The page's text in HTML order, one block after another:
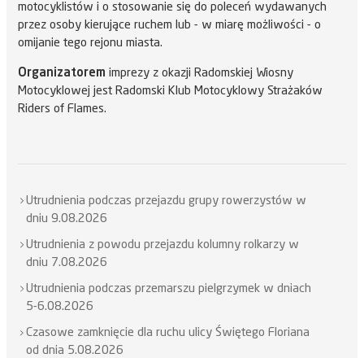
motocyklistów i o stosowanie się do poleceń wydawanych
przez osoby kierujące ruchem lub - w miarę możliwości - o
omijanie tego rejonu miasta.
Organizatorem imprezy z okazji Radomskiej Wiosny
Motocyklowej jest Radomski Klub Motocyklowy Strażaków
Riders of Flames.
Utrudnienia podczas przejazdu grupy rowerzystów w
dniu 9.08.2026
Utrudnienia z powodu przejazdu kolumny rolkarzy w
dniu 7.08.2026
Utrudnienia podczas przemarszu pielgrzymek w dniach
5-6.08.2026
Czasowe zamknięcie dla ruchu ulicy Świętego Floriana
od dnia 5.08.2026